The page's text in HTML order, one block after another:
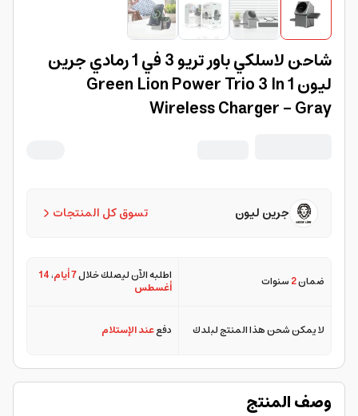
شاحن لاسلكي باور تريو 3 في 1 رمادي جرين
ليون Green Lion Power Trio 3 In 1
Wireless Charger - Gray
تسوق كل المنتجات جرين ليون
ضمان2سنوات اطلبه الآن ليصلك خلال7 أيام ،14
أغسطس
لا يمكن شحن هذا المنتج لبلدك دفععند الإستلام
وصف المنتج